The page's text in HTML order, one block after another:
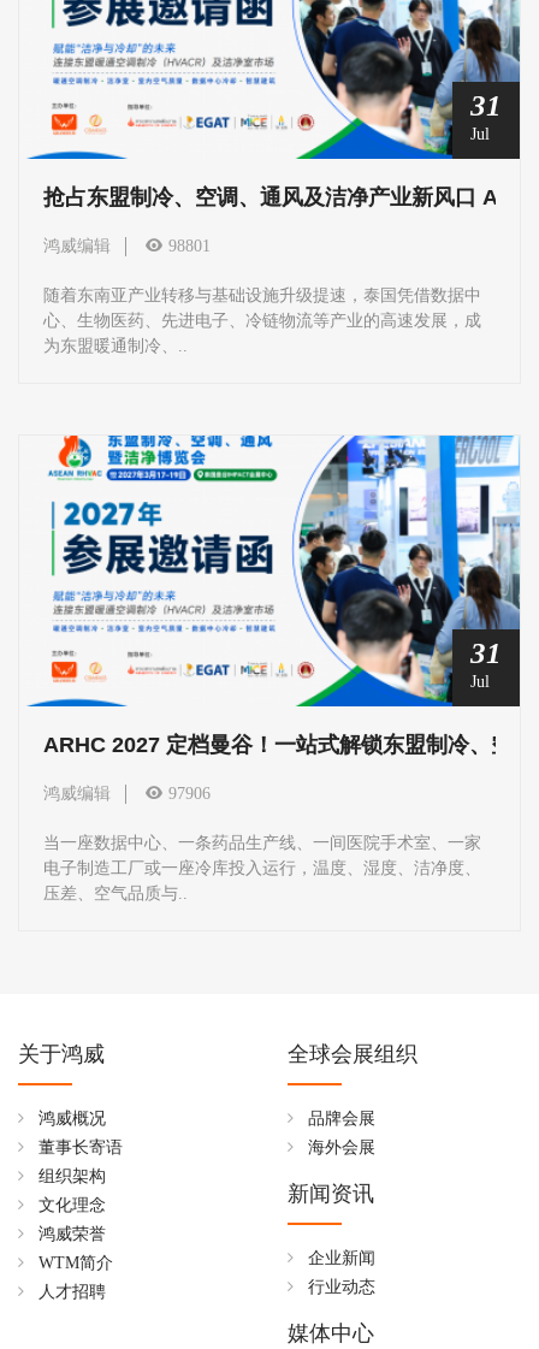
31
Jul
抢占东盟制冷、空调、通风及洁净产业新风口
鸿威编辑 98801
随着东南亚产业转移与基础设施升级提速，泰国凭借数据中
心、生物医药、先进电子、冷链物流等产业的高速发展，成
为东盟暖通制冷、..
31
Jul
ARHC 2027 定档曼谷！一站式解锁东盟制冷、空
鸿威编辑 97906
当一座数据中心、一条药品生产线、一间医院手术室、一家
电子制造工厂或一座冷库投入运行，温度、湿度、洁净度、
压差、空气品质与..
关于鸿威
鸿威概况
董事长寄语
组织架构
文化理念
鸿威荣誉
WTM简介
人才招聘
全球会展组织
品牌会展
海外会展
新闻资讯
企业新闻
行业动态
媒体中心